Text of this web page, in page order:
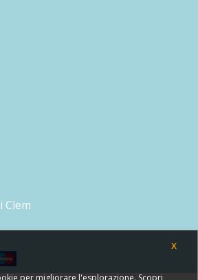
Clem
X
per migliorare l'esplorazione. Scopri